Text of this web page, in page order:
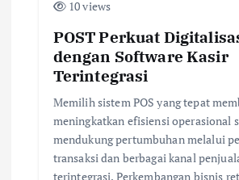
10 views
POST Perkuat
dengan Software Kasir
Terintegrasi
Memilih sistem POS yang tepat
meningkatkan efisiensi operasional
mendukung pertumbuhan melalui
transaksi dan berbagai kanal
terintegrasi. Perkembangan bisnis